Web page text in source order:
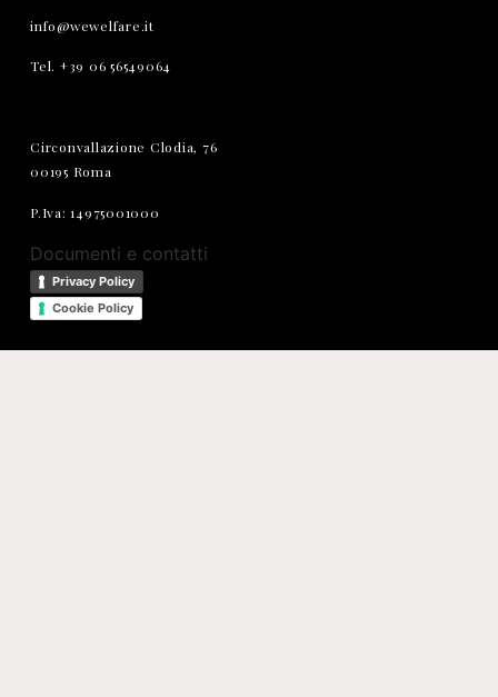
info@wewelfare.it
Tel. +39 06 56549064
Circonvallazione Clodia, 76
00195 Roma
P.Iva: 14975001000
Documenti e contatti
Privacy Policy
Cookie Policy